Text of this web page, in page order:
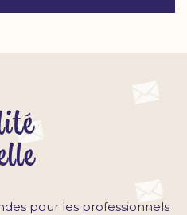
pour les professionnels